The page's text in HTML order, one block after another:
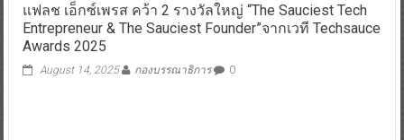
แฟลช เอ็กซ์เพรส คว้า 2 รางวัลใหญ่ “The Sauciest Tech
Entrepreneur & The Sauciest Founder”จากเวที Techsauce
Awards 2025
August 14, 2025 กองบรรณาธิการ 0